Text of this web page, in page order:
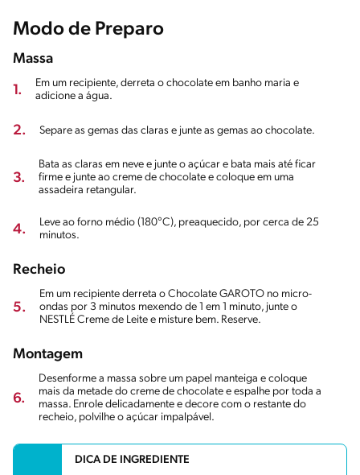
Modo de Preparo
Massa
1.
Em um recipiente, derreta o chocolate em banho maria e
adicione a água.
2. Separe as gemas das claras e junte as gemas ao chocolate.
3.
Bata as claras em neve e junte o açúcar e bata mais até ficar
firme e junte ao creme de chocolate e coloque em uma
assadeira retangular.
4.
Leve ao forno médio (180°C), preaquecido, por cerca de 25
minutos.
Recheio
5.
Em um recipiente derreta o Chocolate GAROTO no micro-
ondas por 3 minutos mexendo de 1 em 1 minuto, junte o
NESTLÉ Creme de Leite e misture bem. Reserve.
Montagem
6.
Desenforme a massa sobre um papel manteiga e coloque
mais da metade do creme de chocolate e espalhe por toda a
massa. Enrole delicadamente e decore com o restante do
recheio, polvilhe o açúcar impalpável.
DICA DE INGREDIENTE